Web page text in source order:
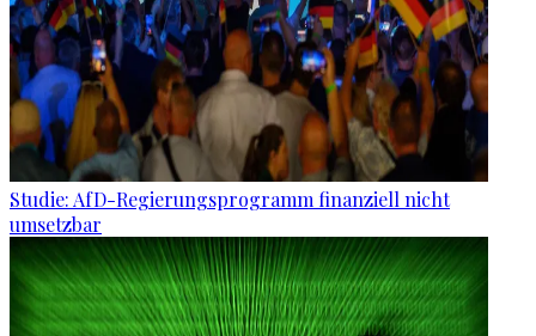
Studie: AfD-Regierungsprogramm finanziell nicht
umsetzbar